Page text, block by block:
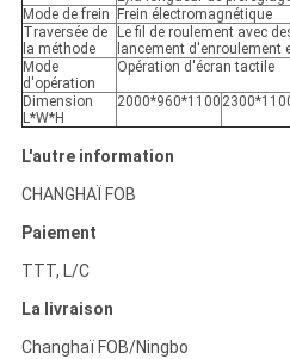
Mode de frein
Frein électromagnétique
Traversée de
la méthode
Le fil de roulement avec
lancement d'enroulement
Mode
d'opération
Opération d'écran tactile
Dimension
L*W*H
2000*960*1100
L'autre information
CHANGHAÏ FOB
Paiement
TTT, L/C
La livraison
Changhaï FOB/Ningbo